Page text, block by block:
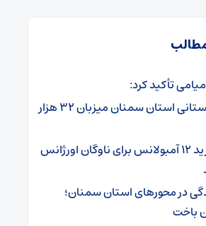
تأکید کرد:
۲۷۹ پایگاه تابستانی استان سمنان میزبان ۳۲ هزار
تفاهم‌نامه خرید ۱۲ آمبولانس برای ناوگان اورژانس
در محورهای استان سمنان؛